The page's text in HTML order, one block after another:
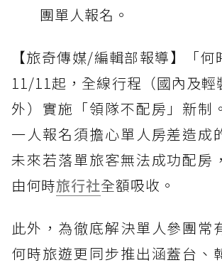
團單人報名。
【旅奇傳媒/編輯部報導】「
11/11起，全線行程（國內及輕
外）實施「領隊不配房」新制
一人報名須擔心單人房差造成
未來若落單旅客無法成功配房
由何時旅行社全額吸收。
此外，為徹底解決單人參團常
何時旅遊更同步推出涵蓋台、